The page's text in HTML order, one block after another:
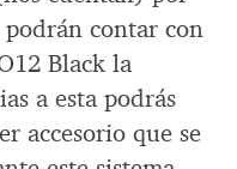
contar con
Black la
a esta podrás
accesorio que se